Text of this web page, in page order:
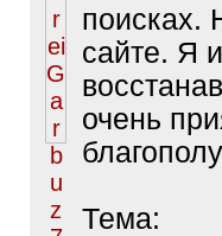
поисках.
сайте. Я
очень
Тема: